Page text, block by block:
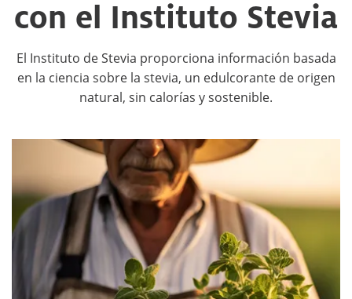
con el Instituto Stevia
El Instituto de Stevia proporciona información basada
en la ciencia sobre la stevia, un edulcorante de origen
natural, sin calorías y sostenible.